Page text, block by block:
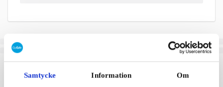
Samtycke Information Om